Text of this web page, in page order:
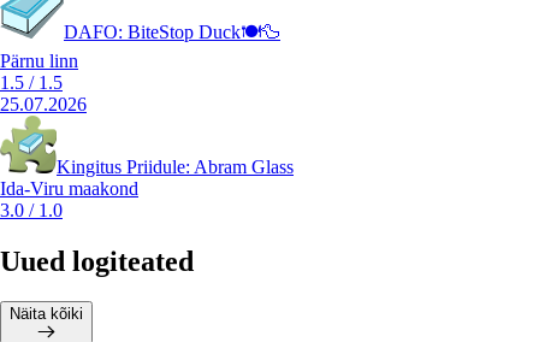
DAFO: BiteStop Duck🍽️🦆
Pärnu linn
1.5 / 1.5
25.07.2026
Kingitus Priidule: Abram Glass
Ida-Viru maakond
3.0 / 1.0
Uued logiteated
Näita kõiki